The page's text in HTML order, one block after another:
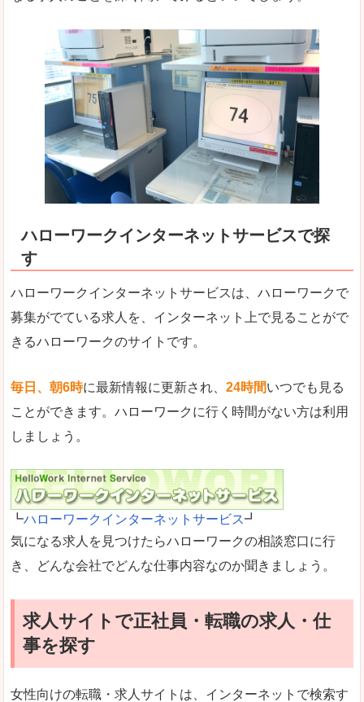
ハローワークインターネットサービスで探
す
ハローワークインターネットサービスは、ハローワークで
募集がでている求人を、インターネット上で見ることがで
きるハローワークのサイトです。
毎日、朝6時に最新情報に更新され、 24時間いつでも見る
ことができます。ハローワークに行く時間がない方は利用
しましょう。
┗ハローワークインターネットサービス┛
気になる求人を見つけたらハローワークの相談窓口に行
き、どんな会社でどんな仕事内容なのか聞きましょう。
求人サイトで正社員・転職の求人・仕
事を探す
女性向けの転職・求人サイトは、インターネットで検索す